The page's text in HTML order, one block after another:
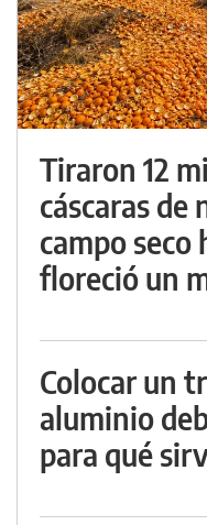
Tiraron 12
cáscaras de
campo seco
floreció un
Colocar un
aluminio
para qué